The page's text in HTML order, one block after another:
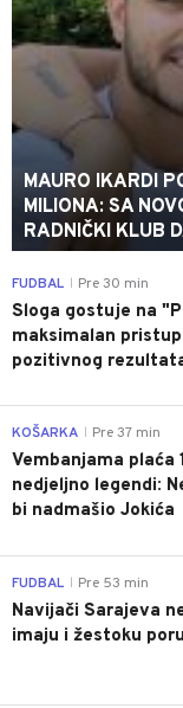
MAURO IKARDI
MILIONA: SA
RADNIČKI KLUB
FUDBAL Pre 30 min
Sloga gostuje na
maksimalan
pozitivnog
KOŠARKA Pre 37 min
Vembanjama plaća
nedjeljno legendi:
bi nadmašio Jokića
FUDBAL Pre 53 min
Navijači Sarajeva
imaju i žestoku